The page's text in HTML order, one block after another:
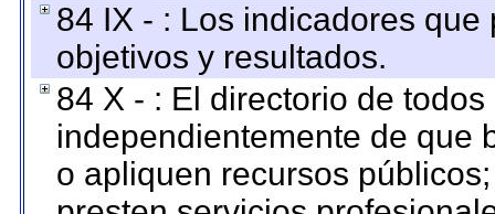
84 IX - : Los indicadores
objetivos y resultados.
84 X - : El directorio de
independientemente de que
o apliquen recursos